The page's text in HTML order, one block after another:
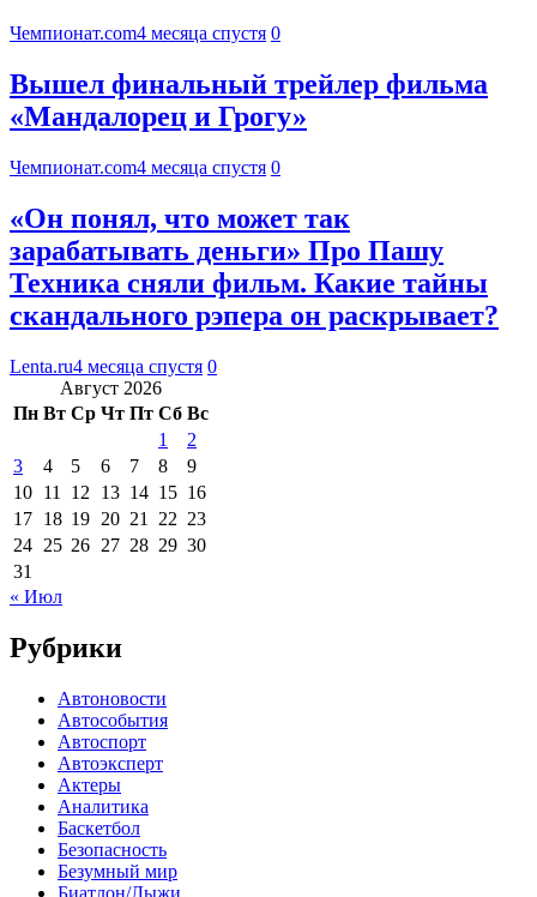
Чемпионат.com4 месяца спустя 0
Вышел финальный трейлер фильма
«Мандалорец и Грогу»
Чемпионат.com4 месяца спустя 0
«Он понял, что может так
зарабатывать деньги» Про Пашу
Техника сняли фильм. Какие тайны
скандального рэпера он раскрывает?
Lenta.ru4 месяца спустя 0
Август 2026
Пн Вт Ср Чт Пт Сб Вс
1
2
3
4 5 6 7 8
9
10 11 12 13 14 15 16
17 18 19 20 21 22 23
24 25 26 27 28 29 30
31
« Июл
Рубрики
Автоновости
Автособытия
Автоспорт
Автоэксперт
Актеры
Аналитика
Баскетбол
Безопасность
Безумный мир
Биатлон/Лыжи